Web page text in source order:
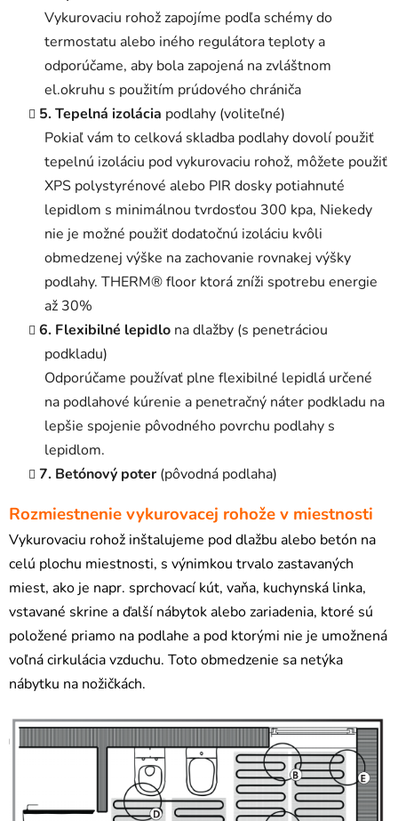
Vykurovaciu rohož zapojíme podľa schémy do
termostatu alebo iného regulátora teploty a
odporúčame, aby bola zapojená na zvláštnom
el.okruhu s použitím prúdového chrániča
5. Tepelná izolácia podlahy (voliteľné)
Pokiaľ vám to celková skladba podlahy dovolí použiť
tepelnú izoláciu pod vykurovaciu rohož, môžete použiť
XPS polystyrénové alebo PIR dosky potiahnuté
lepidlom s minimálnou tvrdosťou 300 kpa, Niekedy
nie je možné použiť dodatočnú izoláciu kvôli
obmedzenej výške na zachovanie rovnakej výšky
podlahy. THERM® floor ktorá zníži spotrebu energie
až 30%
6. Flexibilné lepidlo na dlažby (s penetráciou
podkladu)
Odporúčame používať plne flexibilné lepidlá určené
na podlahové kúrenie a penetračný náter podkladu na
lepšie spojenie pôvodného povrchu podlahy s
lepidlom.
7. Betónový poter (pôvodná podlaha)
Rozmiestnenie vykurovacej rohože v miestnosti
Vykurovaciu rohož inštalujeme pod dlažbu alebo betón na
celú plochu miestnosti, s výnimkou trvalo zastavaných
miest, ako je napr. sprchovací kút, vaňa, kuchynská linka,
vstavané skrine a ďalší nábytok alebo zariadenia, ktoré sú
položené priamo na podlahe a pod ktorými nie je umožnená
voľná cirkulácia vzduchu. Toto obmedzenie sa netýka
nábytku na nožičkách.